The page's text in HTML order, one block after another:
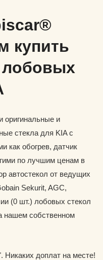
купить
лобовых
оригинальные и
стекла для KIA с
как обогрев, датчик
по лучшим ценам в
автостекол от ведущих
Sekurit, AGC,
(0 шт.) лобовых стекол
нашем собственном
Никаких доплат на месте!